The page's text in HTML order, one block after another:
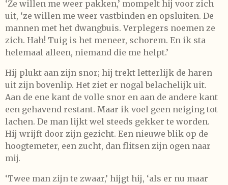
‘Ze willen me weer pakken,’ mompelt hij voor zich
uit, ‘ze willen me weer vastbinden en opsluiten. De
mannen met het dwangbuis. Verplegers noemen ze
zich. Hah! Tuig is het meneer, schorem. En ik sta
helemaal alleen, niemand die me helpt.’
Hij plukt aan zijn snor; hij trekt letterlijk de haren
uit zijn bovenlip. Het ziet er nogal belachelijk uit.
Aan de ene kant de volle snor en aan de andere kant
een gehavend restant. Maar ik voel geen neiging tot
lachen. De man lijkt wel steeds gekker te worden.
Hij wrijft door zijn gezicht. Een nieuwe blik op de
hoogtemeter, een zucht, dan flitsen zijn ogen naar
mij.
‘Twee man zijn te zwaar,’ hijgt hij, ‘als er nu maar